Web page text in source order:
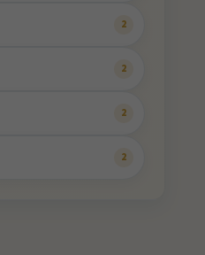
2
2
2
2